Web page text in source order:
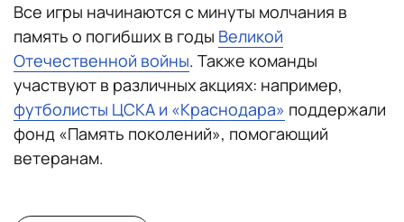
Все игры начинаются с минуты молчания в
память о погибших в годы Великой
Отечественной войны. Также команды
участвуют в различных акциях: например,
футболисты ЦСКА и «Краснодара» поддержали
фонд «Память поколений», помогающий
ветеранам.